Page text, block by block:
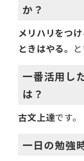
か？
メリハリをつ
ときはやる。
一番活用し
は？
古文上達です。
一日の勉強